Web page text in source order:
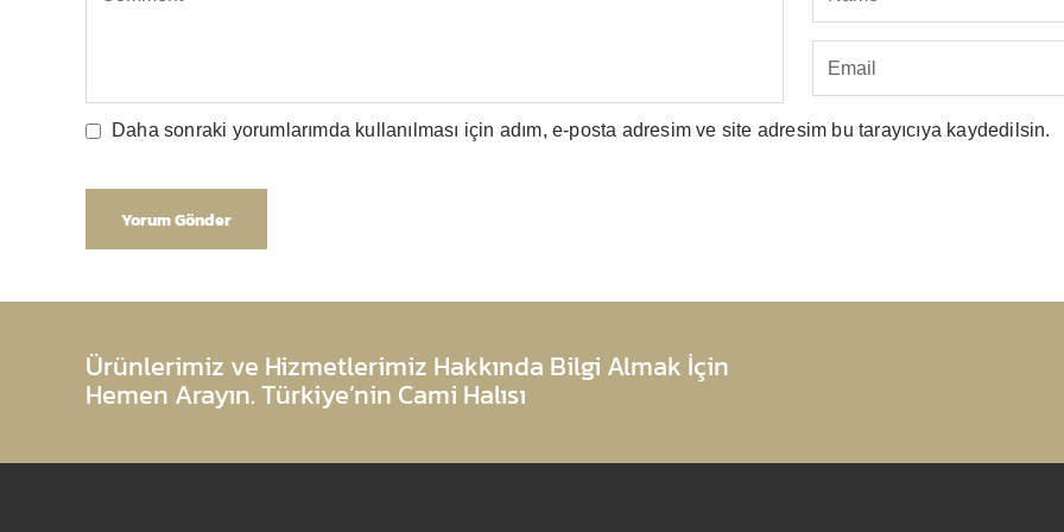
Daha sonraki yorumlarımda kullanılması için adım, e-posta adresim ve site adresim bu tarayıcıya kaydedilsin.
Ürünlerimiz ve Hizmetlerimiz Hakkında Bilgi Almak İçin
Hemen Arayın. Türkiye’nin Cami Halısı